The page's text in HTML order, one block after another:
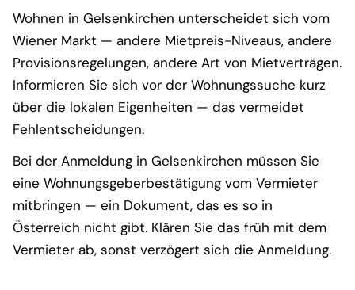
Wohnen in Gelsenkirchen unterscheidet sich vom
Wiener Markt — andere Mietpreis-Niveaus, andere
Provisionsregelungen, andere Art von Mietverträgen.
Informieren Sie sich vor der Wohnungssuche kurz
über die lokalen Eigenheiten — das vermeidet
Fehlentscheidungen.
Bei der Anmeldung in Gelsenkirchen müssen Sie
eine Wohnungsgeberbestätigung vom Vermieter
mitbringen — ein Dokument, das es so in
Österreich nicht gibt. Klären Sie das früh mit dem
Vermieter ab, sonst verzögert sich die Anmeldung.